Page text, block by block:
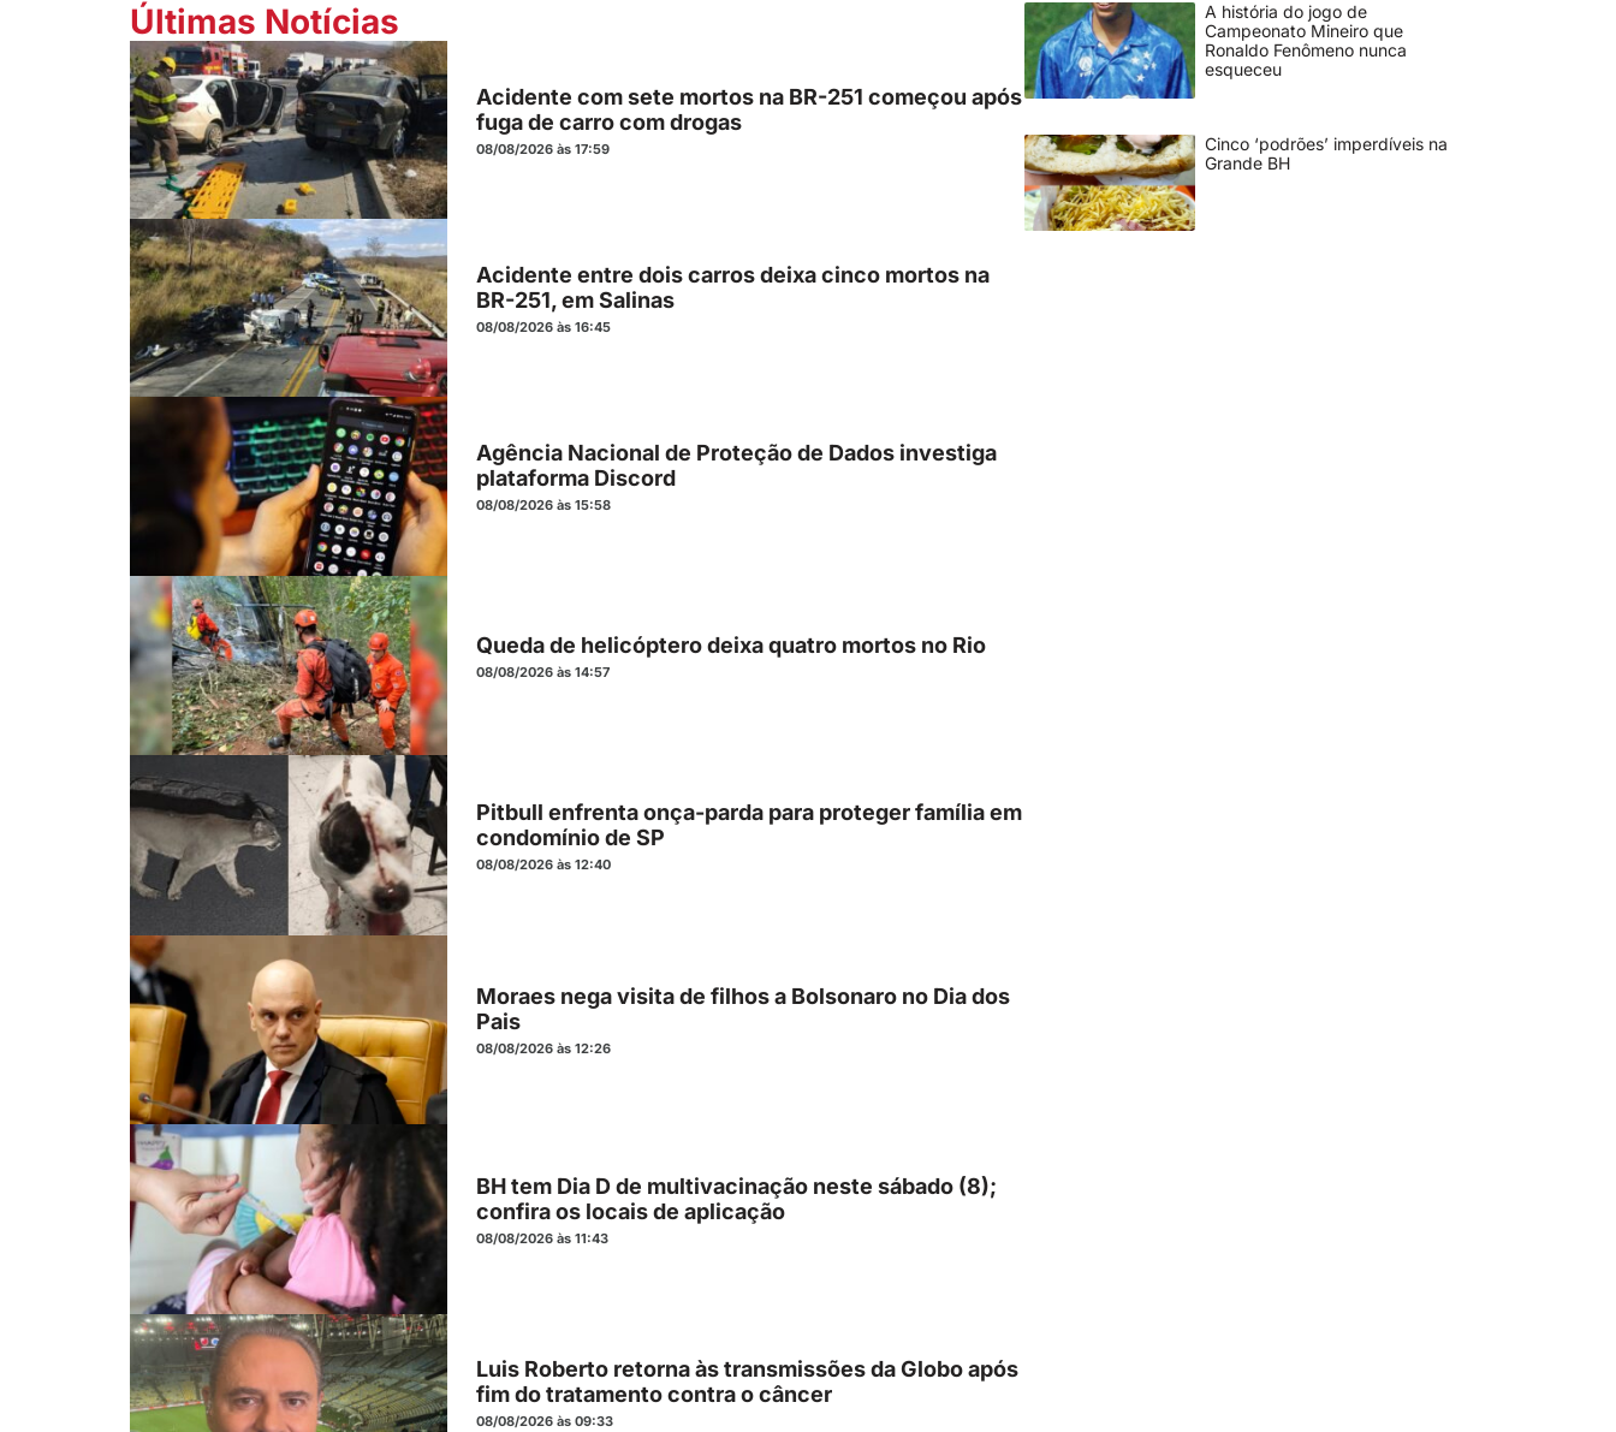
Últimas Notícias
Acidente com sete mortos na BR-251 começou após
fuga de carro com drogas
08/08/2026 às 17:59
Acidente entre dois carros deixa cinco mortos na
BR-251, em Salinas
08/08/2026 às 16:45
Agência Nacional de Proteção de Dados investiga
plataforma Discord
08/08/2026 às 15:58
Queda de helicóptero deixa quatro mortos no Rio
08/08/2026 às 14:57
Pitbull enfrenta onça-parda para proteger família em
condomínio de SP
08/08/2026 às 12:40
Moraes nega visita de filhos a Bolsonaro no Dia dos
Pais
08/08/2026 às 12:26
BH tem Dia D de multivacinação neste sábado (8);
confira os locais de aplicação
08/08/2026 às 11:43
Luis Roberto retorna às transmissões da Globo após
fim do tratamento contra o câncer
08/08/2026 às 09:33
A história do jogo de
Campeonato Mineiro que
Ronaldo Fenômeno nunca
esqueceu
Cinco ‘podrões’ imperdíveis na
Grande BH